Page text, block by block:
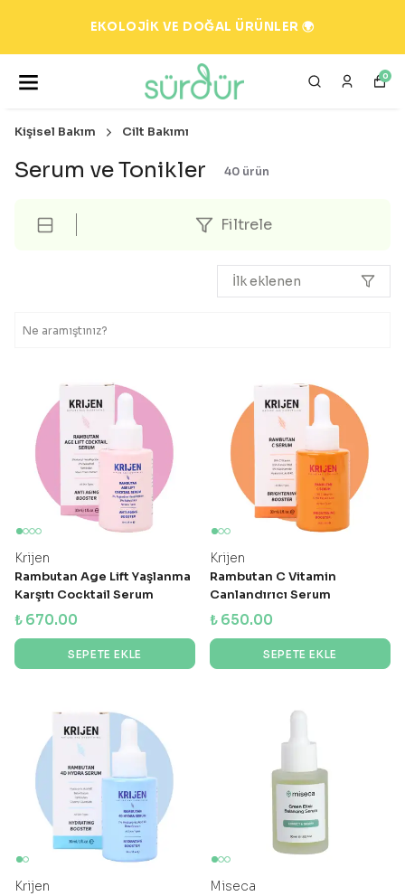
EKOLOJİK VE DOĞAL ÜRÜNLER 🌍
0
Kişisel Bakım Cilt Bakımı
Serum ve Tonikler 40 ürün
Filtrele
İlk eklenen
Krijen
Rambutan Age Lift Yaşlanma
Karşıtı Cocktail Serum
₺ 670.00
SEPETE EKLE
Krijen
Rambutan C Vitamin
Canlandırıcı Serum
₺ 650.00
SEPETE EKLE
Krijen Miseca